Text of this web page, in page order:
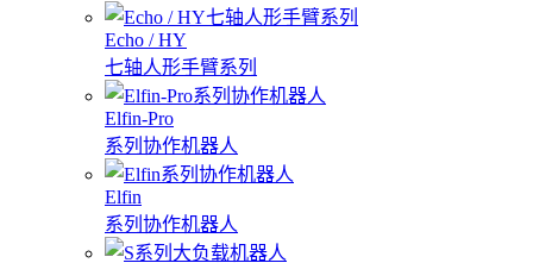
Echo / HY
七轴人形手臂系列
Elfin-Pro
系列协作机器人
Elfin
系列协作机器人